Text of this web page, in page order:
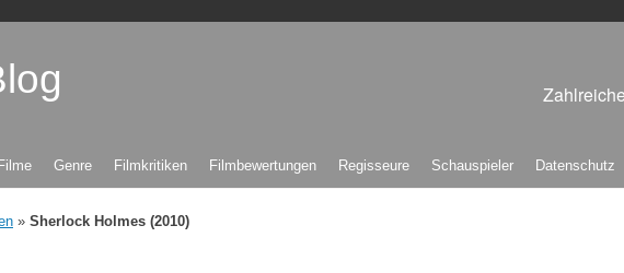
Genre Filmkritiken Filmbewertungen Regisseure Schauspieler Datenschutz
» Sherlock Holmes (2010)